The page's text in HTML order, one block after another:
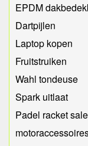
EPDM
Dartpijlen
Laptop kopen
Fruitstruiken
Wahl tondeuse
Spark uitlaat
Padel racket sale